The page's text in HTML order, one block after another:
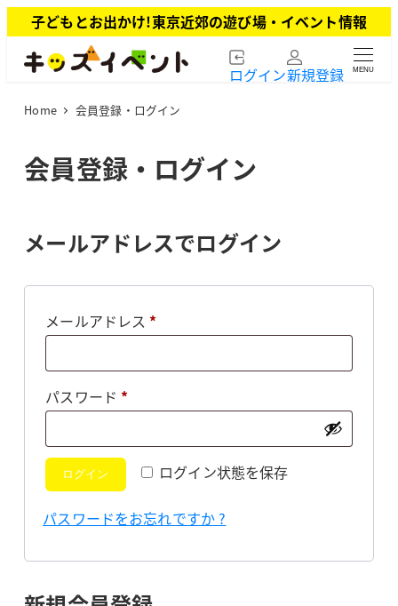
イ
子どもとお出かけ!東京近郊の遊び場・イベント情報
ログイン新規登録 MENU
Home 会員登録・ログイン
会員登録・ログイン
メールアドレスでログイン
メールアドレス *必
パスワード *必
ログイン状態を保存
ログイン
パスワードをお忘れですか ?